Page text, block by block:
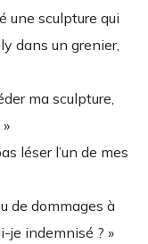
une sculpture qui
dans un grenier,
ma sculpture,
léser l’un de mes
de dommages à
je indemnisé ? »